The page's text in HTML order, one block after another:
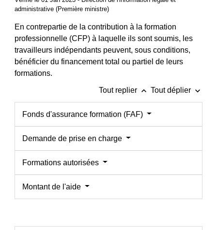
administrative (Première ministre)
En contrepartie de la contribution à la formation
professionnelle (CFP) à laquelle ils sont soumis, les
travailleurs indépendants peuvent, sous conditions,
bénéficier du financement total ou partiel de leurs
formations.
Tout replier keyboard_arrow_up Tout déplier keyboard_arrow_down
Fonds d'assurance formation (FAF)
Demande de prise en charge
Formations autorisées
Montant de l'aide